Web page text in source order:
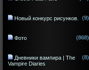
Новый конкурс рисунков. (9)
Фото (868)
Дневники вампира | The
Vampire Diaries
(8)